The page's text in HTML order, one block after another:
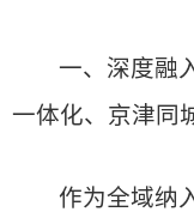
一、深度融
一体化、京津同
作为全域纳